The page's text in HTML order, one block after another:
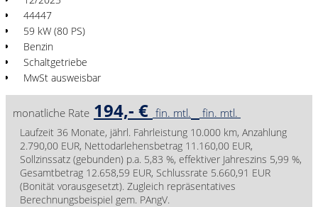
44447
59 kW (80 PS)
Benzin
Schaltgetriebe
MwSt ausweisbar
monatliche Rate 194,- € fin. mtl. fin. mtl.
Laufzeit 36 Monate, jährl. Fahrleistung 10.000 km, Anzahlung
2.790,00 EUR, Nettodarlehensbetrag 11.160,00 EUR,
Sollzinssatz (gebunden) p.a. 5,83 %, effektiver Jahreszins 5,99 %,
Gesamtbetrag 12.658,59 EUR, Schlussrate 5.660,91 EUR
(Bonität vorausgesetzt). Zugleich repräsentatives
Berechnungsbeispiel gem. PAngV.